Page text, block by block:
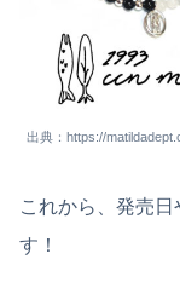
出典：https://
これから、発売
す！